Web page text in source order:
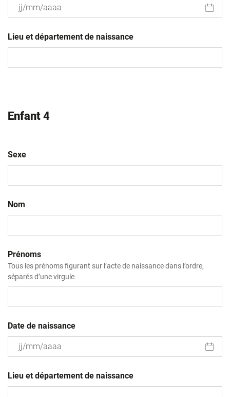
slash
MM
Lieu et département de naissance
Enfant 4
Sexe
Nom
Prénoms
Tous les prénoms figurant sur l’acte de naissance dans l’ordre,
séparés d’une virgule
Date de naissance
slash
MM
Lieu et département de naissance